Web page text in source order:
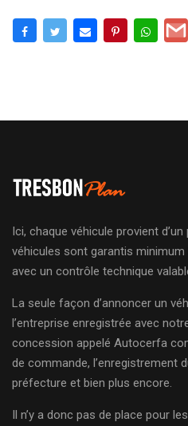
Ici, chaque véhicule provient
véhicules sont garantis
avec un contrôle technique
La seule façon d’annoncer un
l’entreprise enregistrée avec
concession appelé Autocerfa
de commande, l’enregistrement
préfecture et bien plus encore.
Il n’y a donc pas de place pour